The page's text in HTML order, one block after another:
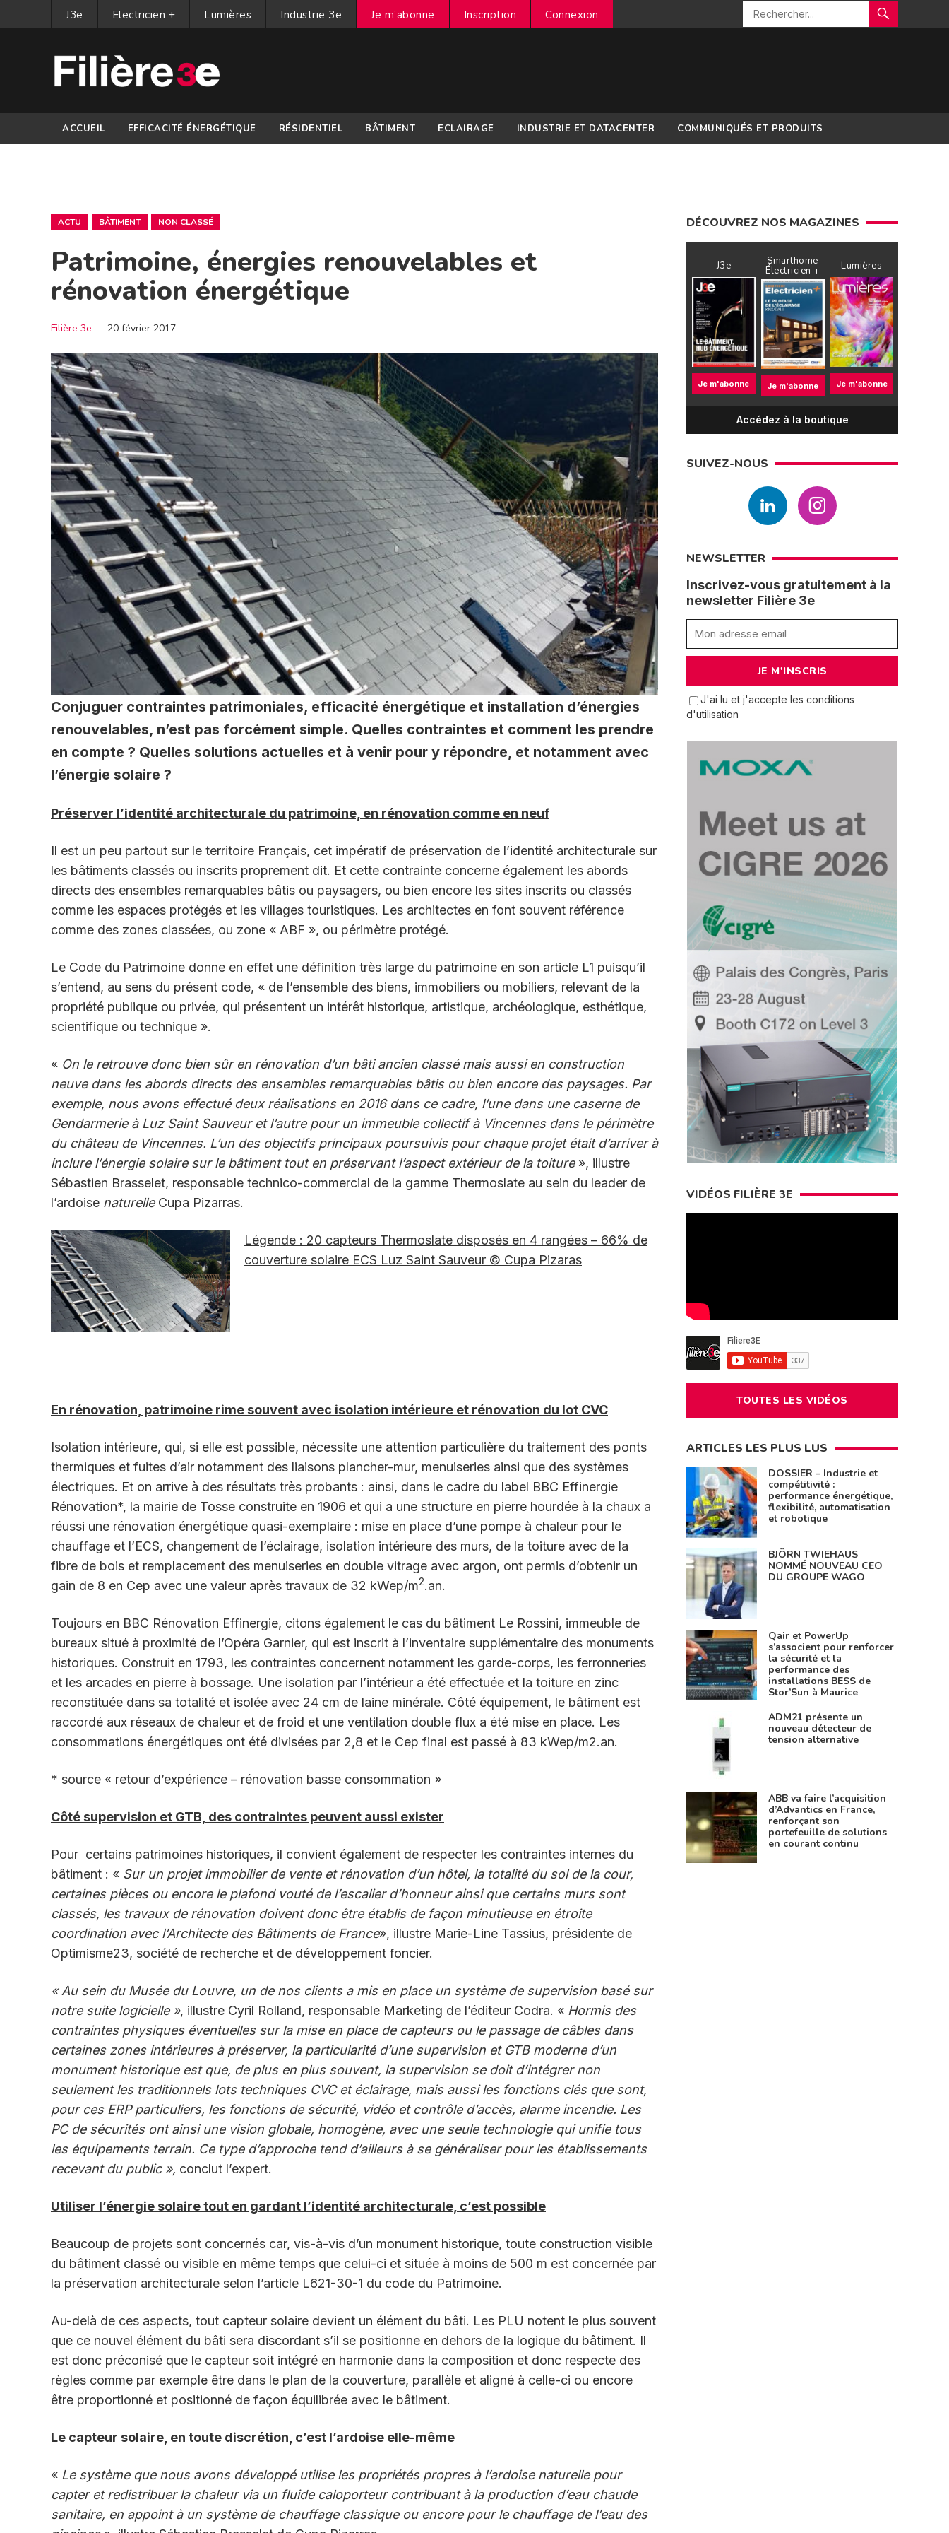
J3e Electricien + Lumières Industrie 3e Je m’abonne Inscription Connexion
ACCUEIL EFFICACITÉ ÉNERGÉTIQUE RÉSIDENTIEL BÂTIMENT ECLAIRAGE INDUSTRIE ET DATACENTER COMMUNIQUÉS ET PRODUITS
ACTU BÂTIMENT NON CLASSÉ
Patrimoine, énergies renouvelables et
rénovation énergétique
Filière 3e — 20 février 2017
Conjuguer contraintes patrimoniales, efficacité énergétique et installation d’énergies
renouvelables, n’est pas forcément simple. Quelles contraintes et comment les prendre
en compte ? Quelles solutions actuelles et à venir pour y répondre, et notamment avec
l’énergie solaire ?
Préserver l’identité architecturale du patrimoine, en rénovation comme en neuf
Il est un peu partout sur le territoire Français, cet impératif de préservation de l’identité architecturale sur
les bâtiments classés ou inscrits proprement dit. Et cette contrainte concerne également les abords
directs des ensembles remarquables bâtis ou paysagers, ou bien encore les sites inscrits ou classés
comme les espaces protégés et les villages touristiques. Les architectes en font souvent référence
comme des zones classées, ou zone « ABF », ou périmètre protégé.
Le Code du Patrimoine donne en effet une définition très large du patrimoine en son article L1 puisqu’il
s’entend, au sens du présent code, « de l’ensemble des biens, immobiliers ou mobiliers, relevant de la
propriété publique ou privée, qui présentent un intérêt historique, artistique, archéologique, esthétique,
scientifique ou technique ».
« On le retrouve donc bien sûr en rénovation d’un bâti ancien classé mais aussi en construction
neuve dans les abords directs des ensembles remarquables bâtis ou bien encore des paysages. Par
exemple, nous avons effectué deux réalisations en 2016 dans ce cadre, l’une dans une caserne de
Gendarmerie à Luz Saint Sauveur et l’autre pour un immeuble collectif à Vincennes dans le périmètre
du château de Vincennes. L’un des objectifs principaux poursuivis pour chaque projet était d’arriver à
inclure l’énergie solaire sur le bâtiment tout en préservant l’aspect extérieur de la toiture», illustre
Sébastien Brasselet, responsable technico-commercial de la gamme Thermoslate au sein du leader de
l’ardoise naturelleCupa Pizarras.
Légende : 20 capteurs Thermoslate disposés en 4 rangées – 66% de
couverture solaire ECS Luz Saint Sauveur © Cupa Pizaras
En rénovation, patrimoine rime souvent avec isolation intérieure et rénovation du lot CVC
Isolation intérieure, qui, si elle est possible, nécessite une attention particulière du traitement des ponts
thermiques et fuites d’air notamment des liaisons plancher-mur, menuiseries ainsi que des systèmes
électriques. Et on arrive à des résultats très probants : ainsi, dans le cadre du label BBC Effinergie
Rénovation*, la mairie de Tosse construite en 1906 et qui a une structure en pierre hourdée à la chaux a
réussi une rénovation énergétique quasi-exemplaire : mise en place d’une pompe à chaleur pour le
chauffage et l’ECS, changement de l’éclairage, isolation intérieure des murs, de la toiture avec de la
fibre de bois et remplacement des menuiseries en double vitrage avec argon, ont permis d’obtenir un
gain de 8 en Cep avec une valeur après travaux de 32 kWep/m2.an.
Toujours en BBC Rénovation Effinergie, citons également le cas du bâtiment Le Rossini, immeuble de
bureaux situé à proximité de l’Opéra Garnier, qui est inscrit à l’inventaire supplémentaire des monuments
historiques. Construit en 1793, les contraintes concernent notamment les garde-corps, les ferronneries
et les arcades en pierre à bossage. Une isolation par l’intérieur a été effectuée et la toiture en zinc
reconstituée dans sa totalité et isolée avec 24 cm de laine minérale. Côté équipement, le bâtiment est
raccordé aux réseaux de chaleur et de froid et une ventilation double flux a été mise en place. Les
consommations énergétiques ont été divisées par 2,8 et le Cep final est passé à 83 kWep/m2.an.
* source « retour d’expérience – rénovation basse consommation »
Côté supervision et GTB, des contraintes peuvent aussi exister
Pour certains patrimoines historiques, il convient également de respecter les contraintes internes du
bâtiment : « Sur un projet immobilier de vente et rénovation d’un hôtel, la totalité du sol de la cour,
certaines pièces ou encore le plafond vouté de l’escalier d’honneur ainsi que certains murs sont
classés, les travaux de rénovation doivent donc être établis de façon minutieuse en étroite
coordination avec l’Architecte des Bâtiments de France», illustre Marie-Line Tassius, présidente de
Optimisme23, société de recherche et de développement foncier.
« Au sein du Musée du Louvre, un de nos clients a mis en place un système de supervision basé sur
notre suite logicielle », illustre Cyril Rolland, responsable Marketing de l’éditeur Codra. « Hormis des
contraintes physiques éventuelles sur la mise en place de capteurs ou le passage de câbles dans
certaines zones intérieures à préserver, la particularité d’une supervision et GTB moderne d’un
monument historique est que, de plus en plus souvent, la supervision se doit d’intégrer non
seulement les traditionnels lots techniques CVC et éclairage, mais aussi les fonctions clés que sont,
pour ces ERP particuliers, les fonctions de sécurité, vidéo et contrôle d’accès, alarme incendie. Les
PC de sécurités ont ainsi une vision globale, homogène, avec une seule technologie qui unifie tous
les équipements terrain. Ce type d’approche tend d’ailleurs à se généraliser pour les établissements
recevant du public », conclut l’expert.
Utiliser l’énergie solaire tout en gardant l’identité architecturale, c’est possible
Beaucoup de projets sont concernés car, vis-à-vis d’un monument historique, toute construction visible
du bâtiment classé ou visible en même temps que celui-ci et située à moins de 500 m est concernée par
la préservation architecturale selon l’article L621-30-1 du code du Patrimoine.
Au-delà de ces aspects, tout capteur solaire devient un élément du bâti. Les PLU notent le plus souvent
que ce nouvel élément du bâti sera discordant s’il se positionne en dehors de la logique du bâtiment. Il
est donc préconisé que le capteur soit intégré en harmonie dans la composition et donc respecte des
règles comme par exemple être dans le plan de la couverture, parallèle et aligné à celle-ci ou encore
être proportionné et positionné de façon équilibrée avec le bâtiment.
Le capteur solaire, en toute discrétion, c’est l’ardoise elle-même
« Le système que nous avons développé utilise les propriétés propres à l’ardoise naturelle pour
capter et redistribuer la chaleur via un fluide caloporteur contribuant à la production d’eau chaude
sanitaire, en appoint à un système de chauffage classique ou encore pour le chauffage de l’eau des
DÉCOUVREZ NOS MAGAZINES
J3e
Je m'abonne
Smarthome
Électricien +
Je m'abonne
Lumières
Je m'abonne
Accédez à la boutique
SUIVEZ-NOUS
NEWSLETTER
Inscrivez-vous gratuitement à la
newsletter Filière 3e
J'ai lu et j'accepte les conditions
d'utilisation
VIDÉOS FILIÈRE 3E
TOUTES LES VIDÉOS
ARTICLES LES PLUS LUS
DOSSIER – Industrie et
compétitivité :
performance énergétique,
flexibilité, automatisation
et robotique
BJÖRN TWIEHAUS
NOMMÉ NOUVEAU CEO
DU GROUPE WAGO
Qair et PowerUp
s’associent pour renforcer
la sécurité et la
performance des
installations BESS de
Stor’Sun à Maurice
ADM21 présente un
nouveau détecteur de
tension alternative
ABB va faire l’acquisition
d’Advantics en France,
renforçant son
portefeuille de solutions
en courant continu